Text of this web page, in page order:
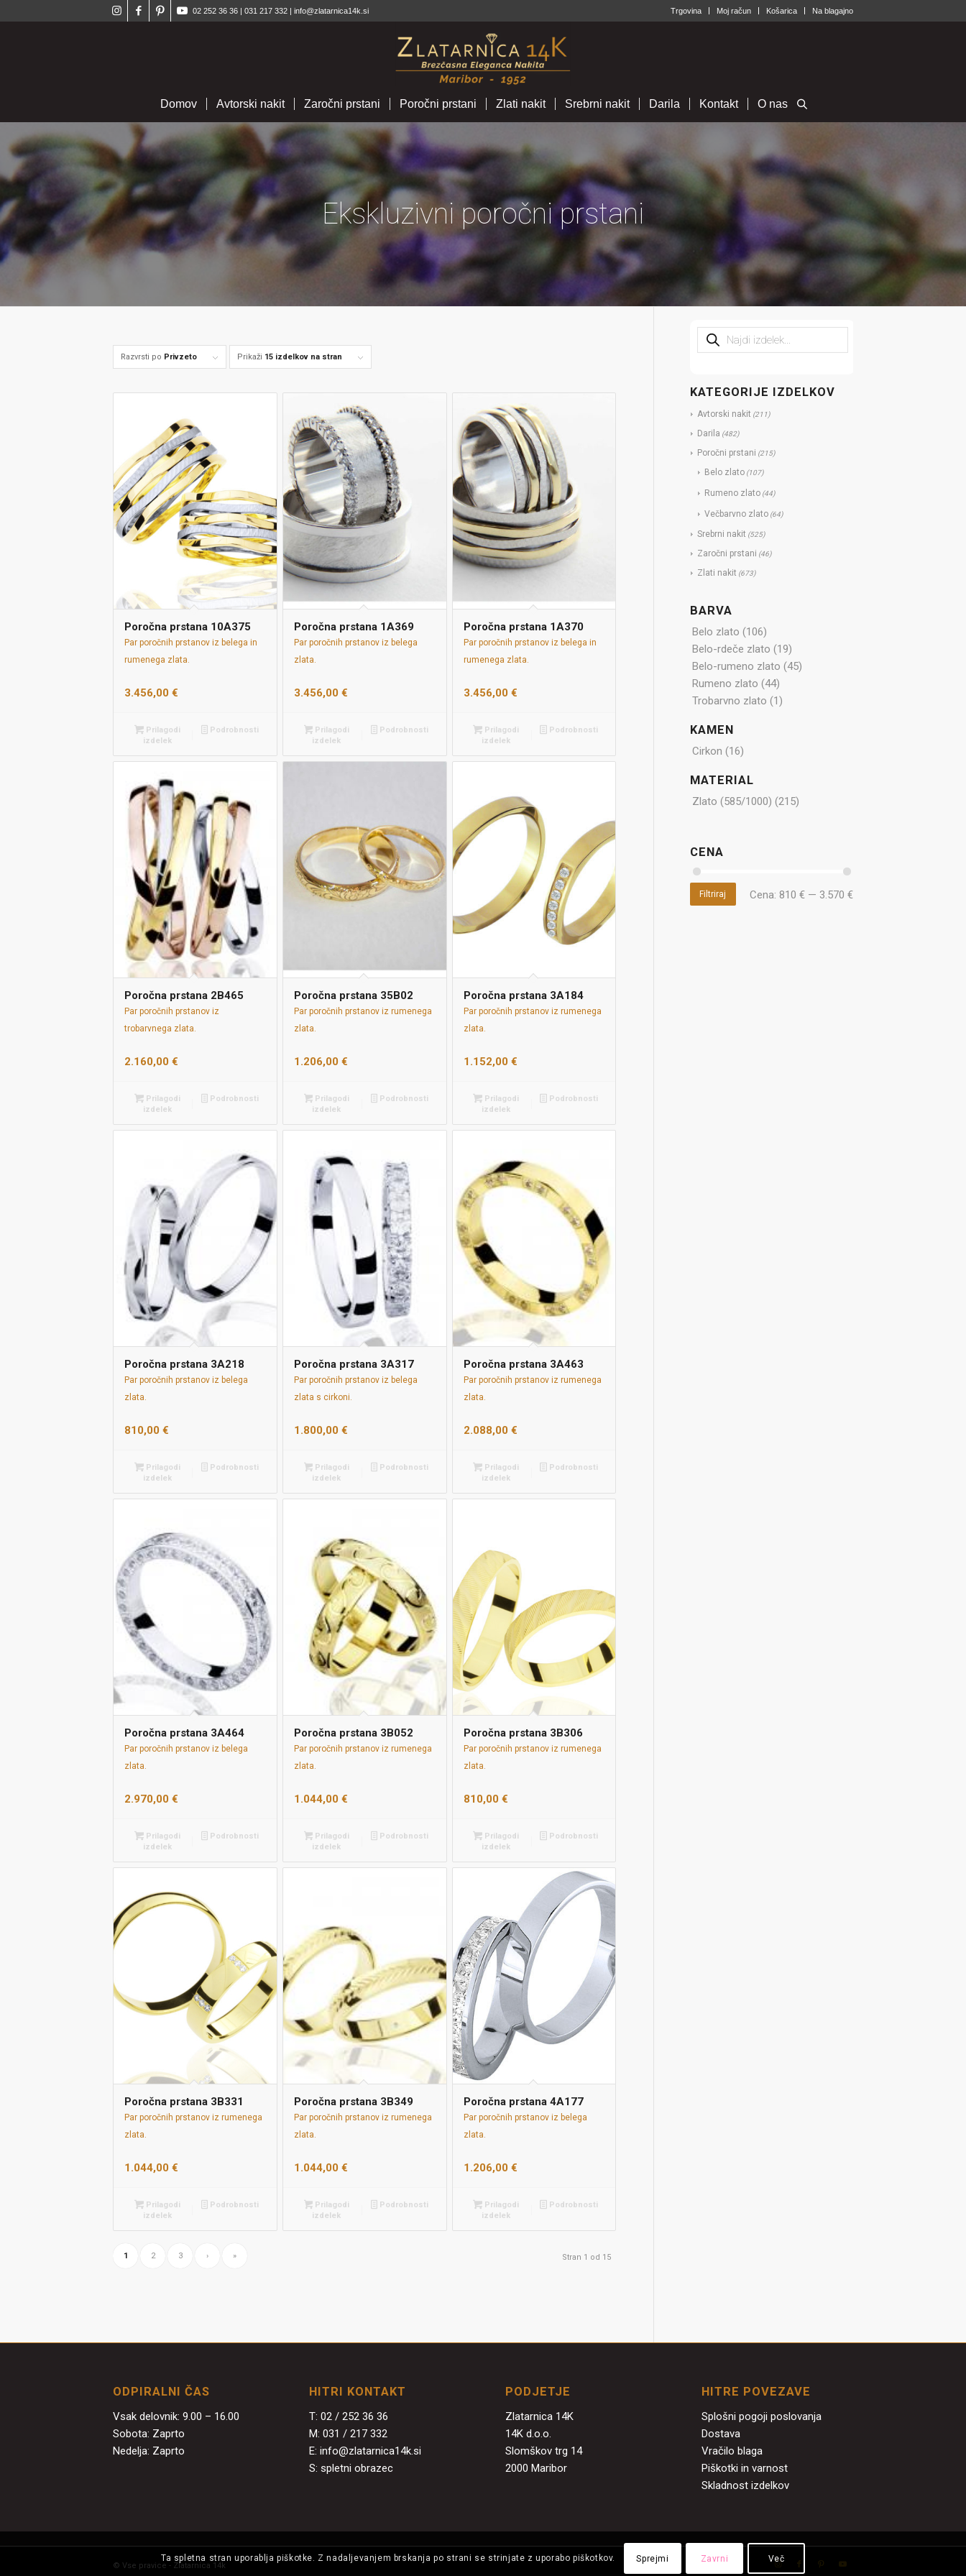
Trgovina Moj račun Košarica Na blagajno
02 252 36 36 | 031 217 332 | info@zlatarnica14k.si
Domov Avtorski nakit Zaročni prstani Poročni prstani Zlati nakit Srebrni nakit Darila Kontakt O nas
Ekskluzivni poročni prstani
Razvrsti po Privzeto Prikaži 15 izdelkov na stran
Poročna prstana 10A375
Par poročnih prstanov iz belega in
rumenega zlata.
3.456,00 €
Prilagodi
izdelek
Podrobnosti
Poročna prstana 1A369
Par poročnih prstanov iz belega
zlata.
3.456,00 €
Prilagodi
izdelek
Podrobnosti
Poročna prstana 1A370
Par poročnih prstanov iz belega in
rumenega zlata.
3.456,00 €
Prilagodi
izdelek
Podrobnosti
Poročna prstana 2B465
Par poročnih prstanov iz
trobarvnega zlata.
2.160,00 €
Prilagodi
izdelek
Podrobnosti
Poročna prstana 35B02
Par poročnih prstanov iz rumenega
zlata.
1.206,00 €
Prilagodi
izdelek
Podrobnosti
Poročna prstana 3A184
Par poročnih prstanov iz rumenega
zlata.
1.152,00 €
Prilagodi
izdelek
Podrobnosti
Poročna prstana 3A218
Par poročnih prstanov iz belega
zlata.
810,00 €
Prilagodi
izdelek
Podrobnosti
Poročna prstana 3A317
Par poročnih prstanov iz belega
zlata s cirkoni.
1.800,00 €
Prilagodi
izdelek
Podrobnosti
Poročna prstana 3A463
Par poročnih prstanov iz rumenega
zlata.
2.088,00 €
Prilagodi
izdelek
Podrobnosti
Poročna prstana 3A464
Par poročnih prstanov iz belega
zlata.
2.970,00 €
Prilagodi
izdelek
Podrobnosti
Poročna prstana 3B052
Par poročnih prstanov iz rumenega
zlata.
1.044,00 €
Prilagodi
izdelek
Podrobnosti
Poročna prstana 3B306
Par poročnih prstanov iz rumenega
zlata.
810,00 €
Prilagodi
izdelek
Podrobnosti
Poročna prstana 3B331
Par poročnih prstanov iz rumenega
zlata.
1.044,00 €
Prilagodi
izdelek
Podrobnosti
Poročna prstana 3B349
Par poročnih prstanov iz rumenega
zlata.
1.044,00 €
Prilagodi
izdelek
Podrobnosti
Poročna prstana 4A177
Par poročnih prstanov iz belega
zlata.
1.206,00 €
Prilagodi
izdelek
Podrobnosti
Stran 1 od 15
1 2 3 › »
KATEGORIJE IZDELKOV
Avtorski nakit (211)
Darila (482)
Poročni prstani (215)
Belo zlato (107)
Rumeno zlato (44)
Večbarvno zlato (64)
Srebrni nakit (525)
Zaročni prstani (46)
Zlati nakit (673)
BARVA
Belo zlato (106)
Belo-rdeče zlato (19)
Belo-rumeno zlato (45)
Rumeno zlato (44)
Trobarvno zlato (1)
KAMEN
Cirkon (16)
MATERIAL
Zlato (585/1000) (215)
CENA
Filtriraj Cena: 810 € — 3.570 €
ODPIRALNI ČAS
Vsak delovnik: 9.00 – 16.00
Sobota: Zaprto
Nedelja: Zaprto
HITRI KONTAKT
T: 02 / 252 36 36
M: 031 / 217 332
E: info@zlatarnica14k.si
S: spletni obrazec
PODJETJE
Zlatarnica 14K
14K d.o.o.
Slomškov trg 14
2000 Maribor
HITRE POVEZAVE
Splošni pogoji poslovanja
Dostava
Vračilo blaga
Piškotki in varnost
Skladnost izdelkov
© Vse pravice - Zlatarnica 14k
Ta spletna stran uporablja piškotke. Z nadaljevanjem brskanja po strani se strinjate z uporabo piškotkov. Sprejmi Zavrni Več